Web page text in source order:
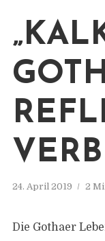
24. April 2019 2
Die Gothaer